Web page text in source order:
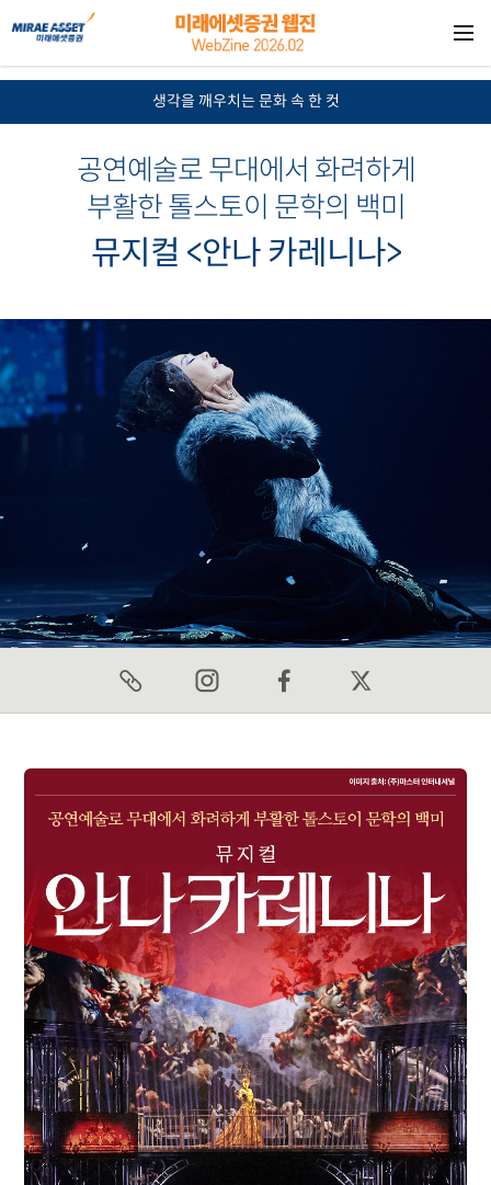
생각을 깨우치는 문화 속 한 컷
공연예술로 무대에서 화려하게
부활한 톨스토이 문학의 백미
뮤지컬 <안나 카레니나>